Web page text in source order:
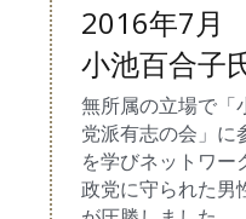
2016年7月
小池百合子
無所属の立場で「
党派有志の会」に
を学びネットワー
政党に守られた男